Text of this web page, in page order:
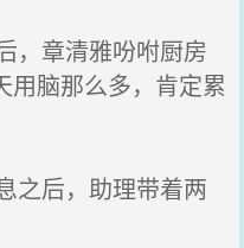
，章清雅吩咐厨房
用脑那么多，肯定累
之后，助理带着两